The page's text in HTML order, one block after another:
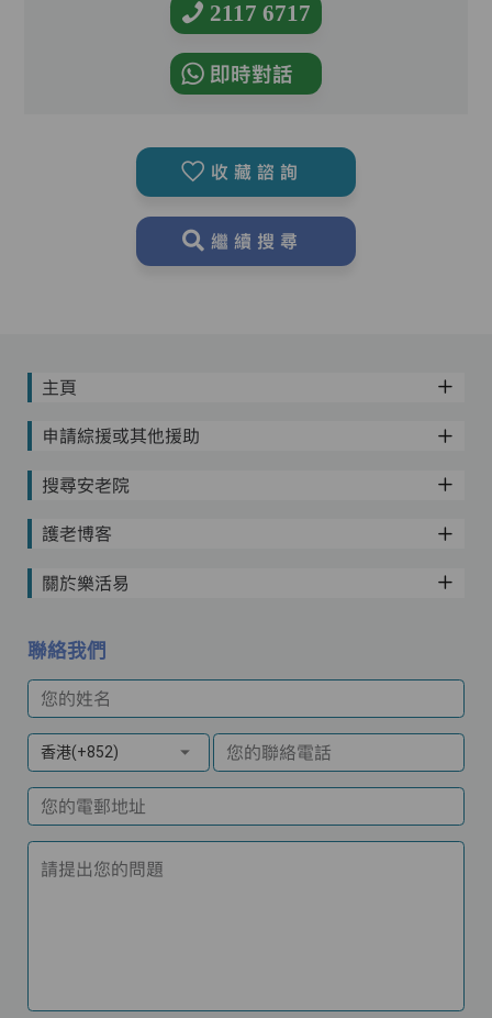
2117 6717
即時對話
收藏諮詢
繼續搜尋
主頁
申請綜援或其他援助
搜尋安老院
護老博客
關於樂活易
聯絡我們
您的姓名
香港(+852) 您的聯絡電話
您的電郵地址
請提出您的問題